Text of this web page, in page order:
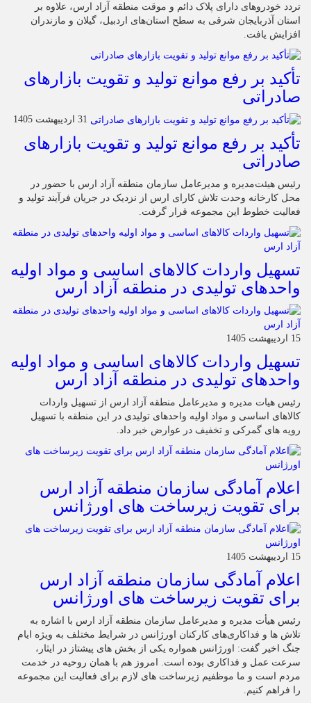
تردد خودروهای دارای پلاک دائم و موقت منطقه آزاد ارس، علاوه بر
استان آذربایجان شرقی به سطح استان‌های اردبیل، گیلان و مازندران
افزایش یافت.
تأکید بر رفع موانع تولید و تقویت بازارهای
صادراتی
31 اردیبهشت 1405
تأکید بر رفع موانع تولید و تقویت بازارهای
صادراتی
رئیس هیئت‌مدیره و مدیرعامل سازمان منطقه آزاد ارس با حضور در
محل کارخانه وحدت تلاش کارای ارس از نزدیک در جریان فرآیند تولید و
فعالیت خطوط این مجموعه قرار گرفت.
تسهیل واردات کالاهای اساسی و مواد اولیه
واحدهای تولیدی در منطقه آزاد ارس
15 اردیبهشت 1405
تسهیل واردات کالاهای اساسی و مواد اولیه
واحدهای تولیدی در منطقه آزاد ارس
رئیس هیات مدیره و مدیرعامل منطقه آزاد ارس از تسهیل واردات
کالاهای اساسی و مواد اولیه واحدهای تولیدی در این منطقه با تسهیل
رویه های گمرکی و تخفیف در عوارض خبر داد.
اعلام آمادگی سازمان منطقه آزاد ارس
برای تقویت زیرساخت‌ های اورژانس
15 اردیبهشت 1405
اعلام آمادگی سازمان منطقه آزاد ارس
برای تقویت زیرساخت‌ های اورژانس
رئیس هیأت‌ مدیره و مدیرعامل سازمان منطقه آزاد ارس با اشاره به
تلاش‌ ها و فداکاری‌های کارکنان اورژانس در شرایط مختلف به‌ ویژه ایام
جنگ اخیر گفت: اورژانس همواره یکی از بخش‌ های پیشتاز در ایثار،
سرعت‌ عمل و فداکاری بوده است. امروز هم با همان روحیه در خدمت
مردم است و ما موظفیم زیرساخت‌ های لازم برای فعالیت این مجموعه
را فراهم کنیم.